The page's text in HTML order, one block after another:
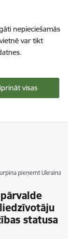
nepieciešamās
var tikt
visas
pieņemt
statusa